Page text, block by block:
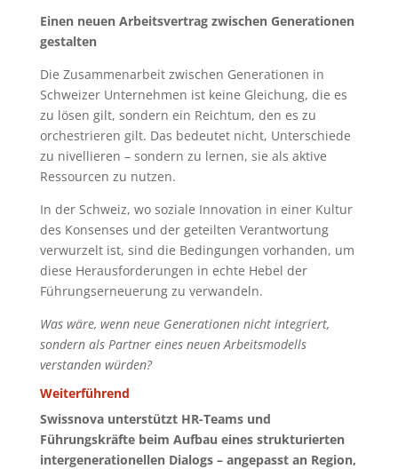
Einen neuen Arbeitsvertrag zwischen Generationen
gestalten
Die Zusammenarbeit zwischen Generationen in
Schweizer Unternehmen ist keine Gleichung, die es
zu lösen gilt, sondern ein Reichtum, den es zu
orchestrieren gilt. Das bedeutet nicht, Unterschiede
zu nivellieren – sondern zu lernen, sie als aktive
Ressourcen zu nutzen.
In der Schweiz, wo soziale Innovation in einer Kultur
des Konsenses und der geteilten Verantwortung
verwurzelt ist, sind die Bedingungen vorhanden, um
diese Herausforderungen in echte Hebel der
Führungserneuerung zu verwandeln.
Was wäre, wenn neue Generationen nicht integriert,
sondern als Partner eines neuen Arbeitsmodells
verstanden würden?
Weiterführend
Swissnova unterstützt HR-Teams und
Führungskräfte beim Aufbau eines strukturierten
intergenerationellen Dialogs – angepasst an Region,